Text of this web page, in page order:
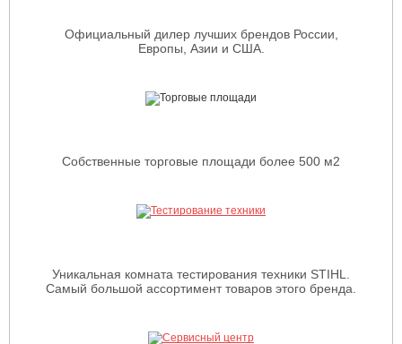
Официальный дилер лучших брендов России,
Европы, Азии и США.
Собственные торговые площади более 500 м2
Уникальная комната тестирования техники STIHL.
Самый большой ассортимент товаров этого бренда.